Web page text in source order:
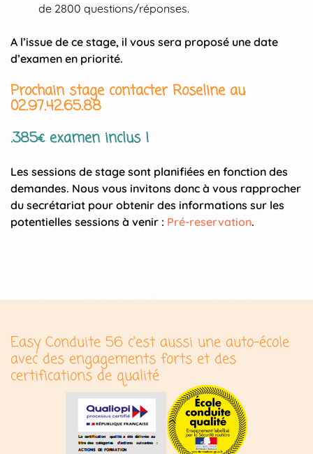
de 2800 questions/réponses.
A l’issue de ce stage, il vous sera proposé une date
d’examen en priorité.
Prochain stage contacter Roseline au
02.97.42.65.88
.385€ examen inclus !
Les sessions de stage sont planifiées en fonction des
demandes. Nous vous invitons donc à vous rapprocher
du secrétariat pour obtenir des informations sur les
potentielles sessions à venir : Pré-reservation.
Easy Conduite 56 c'est aussi une auto-école
avec des engagements forts et des
certifications de qualité